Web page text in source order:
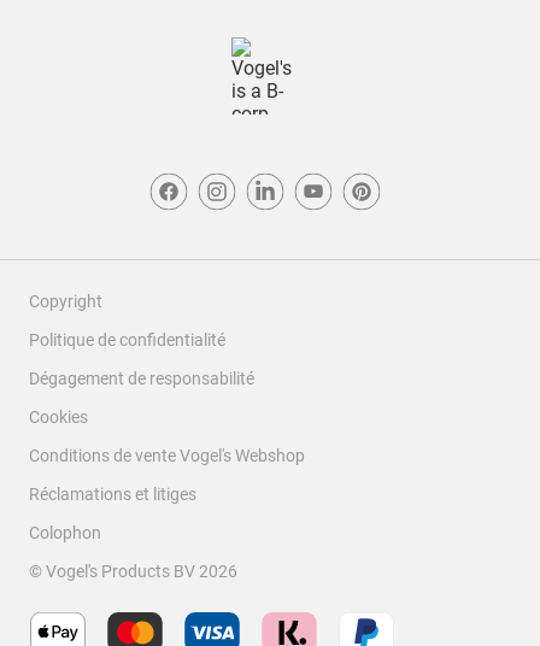
Copyright
Politique de confidentialité
Dégagement de responsabilité
Cookies
Conditions de vente Vogel's Webshop
Réclamations et litiges
Colophon
© Vogel's Products BV2026